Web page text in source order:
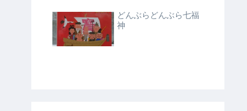
どんぶらどんぶら七福
神